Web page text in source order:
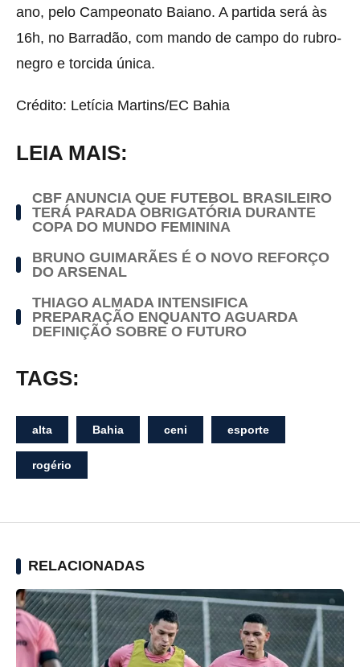
ano, pelo Campeonato Baiano. A partida será às
16h, no Barradão, com mando de campo do rubro-
negro e torcida única.
Crédito: Letícia Martins/EC Bahia
LEIA MAIS:
CBF ANUNCIA QUE FUTEBOL BRASILEIRO
TERÁ PARADA OBRIGATÓRIA DURANTE
COPA DO MUNDO FEMININA
BRUNO GUIMARÃES É O NOVO REFORÇO
DO ARSENAL
THIAGO ALMADA INTENSIFICA
PREPARAÇÃO ENQUANTO AGUARDA
DEFINIÇÃO SOBRE O FUTURO
TAGS:
alta Bahia ceni esporte
rogério
RELACIONADAS